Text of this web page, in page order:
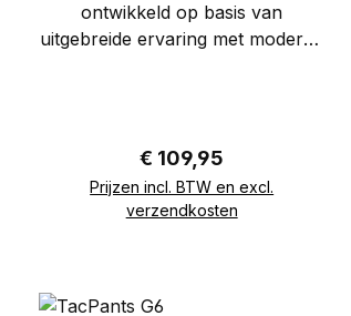
ontwikkeld op basis van
uitgebreide ervaring met moderne
beschikken deze TacPants over
een slankere, moderne en
atletische pasvorm, gericht op
comfort en bewegingsvrijheid
broek is geschikt voor training,
Normale prijs:
€ 109,95
Prijzen incl. BTW en excl.
verzendkosten
In de winkelmand